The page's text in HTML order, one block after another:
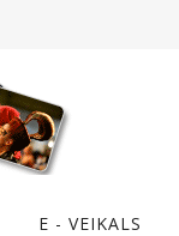
E - VEIKALS